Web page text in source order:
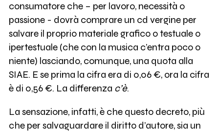
consumatore che – per lavoro, necessità o
passione - dovrà comprare un cd vergine per
salvare il proprio materiale grafico o testuale o
ipertestuale (che con la musica c’entra poco o
niente) lasciando, comunque, una quota alla
SIAE. E se prima la cifra era di 0,06 €, ora la cifra
è di 0,56 €. La differenza c’è.
La sensazione, infatti, è che questo decreto, più
che per salvaguardare il diritto d’autore, sia un